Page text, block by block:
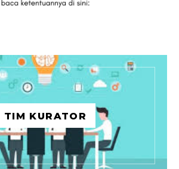
TIM KURATOR